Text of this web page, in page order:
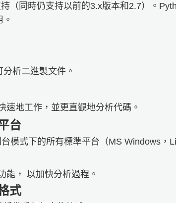
（同時仍支持以前的3.x版本和2.7）。
析二進製文件。
速地工作，並更直觀地分析代碼。
台
模式下的所有標準平台（MS Windows，
能， 以加快分析過程。
式